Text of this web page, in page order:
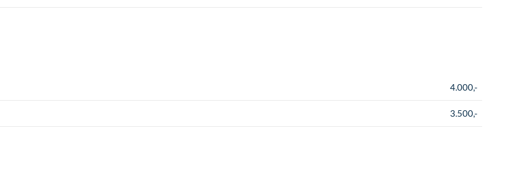
4.000,-
3.500,-